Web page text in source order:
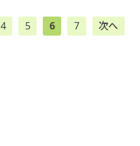
4 5 6 7 次へ